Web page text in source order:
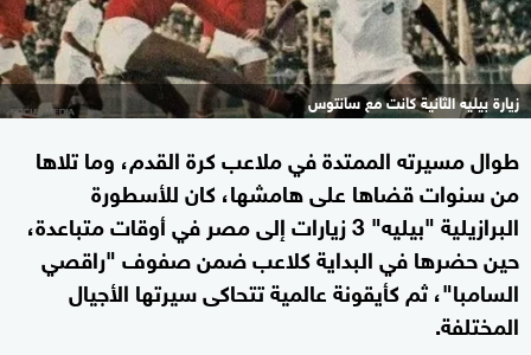
زيارة بيليه الثانية كانت مع سانتوس
طوال مسيرته الممتدة في ملاعب كرة القدم، وما تلاها
من سنوات قضاها على هامشها، كان للأسطورة
البرازيلية "بيليه" 3 زيارات إلى مصر في أوقات متباعدة،
حين حضرها في البداية كلاعب ضمن صفوف "راقصي
السامبا"، ثم كأيقونة عالمية تتحاكى سيرتها الأجيال
المختلفة.